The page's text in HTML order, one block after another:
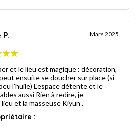
Mars 2025
et le lieu est magique : décoration,
ensuite se doucher sur place (si
l'huile) L'espace détente et le
aussi Rien à redire, je
et la masseuse Kiyun .
: